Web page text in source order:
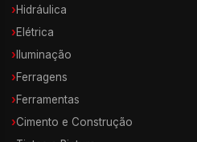
›Hidráulica
›Elétrica
› Iluminação
›Ferragens
›Ferramentas
›Cimento e Construção